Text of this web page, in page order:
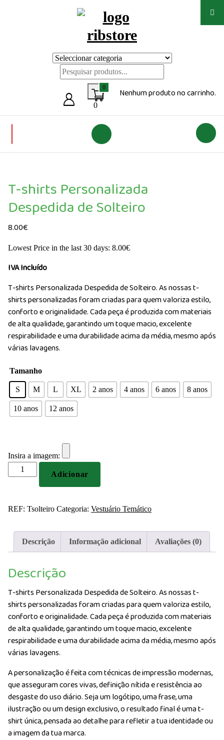
0
0
Nenhum produto no carrinho.
T-shirts Personalizada
Despedida de Solteiro
8.00€
Lowest Price in the last 30 days: 8.00€
IVA Incluído
T-shirts Personalizada Despedida de Solteiro. As nossas t-
shirts personalizadas foram criadas para quem valoriza estilo,
conforto e originalidade. Cada peça é produzida com materiais
de alta qualidade, garantindo um toque macio, excelente
respirabilidade e uma durabilidade acima da média, mesmo após
várias lavagens.
Tamanho
S M L XL 2 anos 4 anos 6 anos 8 anos
10 anos 12 anos
Insira a imagem:
Quantidade
de
Solteiro
Adicionar
REF: Tsolteiro Categoria: Vestuário Temático
Descrição Informação adicional Avaliações (0)
Descrição
T-shirts Personalizada Despedida de Solteiro. As nossas t-
shirts personalizadas foram criadas para quem valoriza estilo,
conforto e originalidade. Cada peça é produzida com materiais
de alta qualidade, garantindo um toque macio, excelente
respirabilidade e uma durabilidade acima da média, mesmo após
várias lavagens.
A personalização é feita com técnicas de impressão modernas,
que asseguram cores vivas, definição nítida e resistência ao
desgaste do uso diário. Seja um logótipo, uma frase, uma
ilustração ou um design exclusivo, o resultado final é uma t-
shirt única, pensada ao detalhe para refletir a tua identidade ou
a imagem da tua marca.